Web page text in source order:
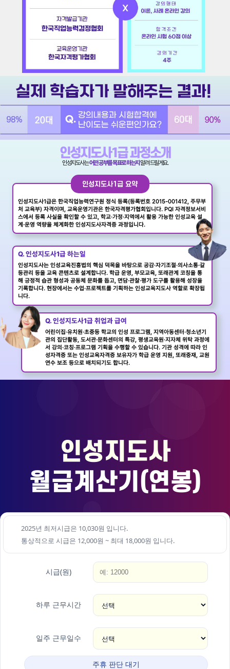
한국직업능력검정협회
인성지도사1급 과정소개
인성지도사는어떤 공부를 목표로 하는지 알려 드릴게요.
인성지도사1급 요약
인성지도사1급은 한국직업능력연구원 정식 등록(등록번호 2015-001412, 주무부
처 교육부) 자격이며, 교육운영기관은 한국자격평가협회입니다. PQI 자격정보서비
스에서 등록 사실을 확인할 수 있고, 학교·가정·지역에서 활용 가능한 인성교육 설
계·운영 역량을 체계화한 인성지도사자격증 과정입니다.
Q. 인성지도사1급 하는일
인성지도사는 인성교육진흥법의 핵심 덕목을 바탕으로 공감·자기조절·의사소통·갈
등관리 등을 교육 콘텐츠로 설계합니다. 학급 운영, 부모교육, 또래관계 코칭을 통
해 긍정적 습관 형성과 공동체 문화를 돕고, 면담·관찰·평가 도구를 활용해 성장을
기록합니다. 현장에서는 수업·프로젝트를 기획하는 인성교육지도사 역할로 확장됩
니다.
Q. 인성지도사1급 취업과 급여
어린이집·유치원·초중등 학교의 인성 프로그램, 지역아동센터·청소년기
관의 집단활동, 도서관·문화센터의 특강, 평생교육원·지자체 위탁 과정에
서 강의·코칭·프로그램 기획을 수행할 수 있습니다. 기관 성격에 따라 인
성자격증 또는 인성교육자격증 보유자가 학급 운영 지원, 또래중재, 교원
연수 보조 등으로 배치되기도 합니다.
인성지도사
월급계산기(연봉)
2025년 최저시급은 10,030원 입니다.
통상적으로 시급은 12,000원 ~ 최대 18,000원 입니다.
시급(원)
하루 근무시간
일주 근무일수
주휴 판단 대기